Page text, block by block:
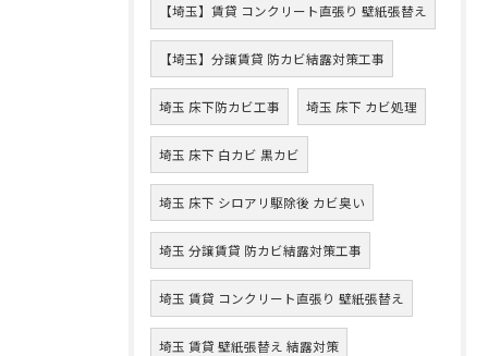
【埼玉】賃貸 コンクリート直張り 壁紙張替え
【埼玉】分譲賃貸 防カビ結露対策工事
埼玉 床下防カビ工事 埼玉 床下 カビ処理
埼玉 床下 白カビ 黒カビ
埼玉 床下 シロアリ駆除後 カビ臭い
埼玉 分譲賃貸 防カビ結露対策工事
埼玉 賃貸 コンクリート直張り 壁紙張替え
埼玉 賃貸 壁紙張替え 結露対策